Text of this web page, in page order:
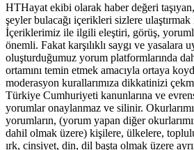
HTHayat ekibi olarak haber değeri
şeyler bulacağı içerikleri sizlere ulaştırmak
İçeriklerimiz ile ilgili eleştiri, görüş,
önemli. Fakat karşılıklı saygı ve yasalara
oluşturduğumuz yorum platformlarında
ortamını temin etmek amacıyla ortaya
moderasyon kurallarımıza dikkatinizi
Türkiye Cumhuriyeti kanunlarına ve
yorumlar onaylanmaz ve silinir.
yorumların, (yorum yapan diğer
dahil olmak üzere) kişilere, ülkelere,
ırk, cinsiyet, din, dil başta olmak üzere